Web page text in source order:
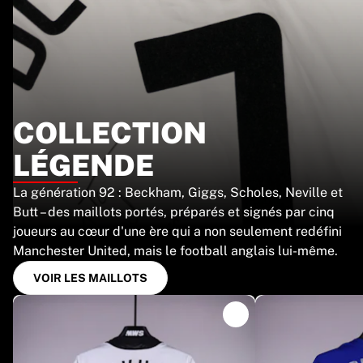
Chicago Bulls
Portland Trail Blazers
LA Clippers
Voir toute la NBA
Meilleures équipes européennes
Fenerbahçe Basket-ball
Slovénie
Virtus Bologna
Guerri Napoli
Autres sports
Cyclisme
Team Visma | Lease a bike
Soudal Quick Step
Netcompany INEOS
EF Education
Voir tout le cyclisme
COLLECTION
LÉGENDE
La génération 92 : Beckham, Giggs, Scholes, Neville et
Butt – des maillots portés, préparés et signés par cinq
joueurs au cœur d'une ère qui a non seulement redéfini
Manchester United, mais le football anglais lui-même.
VOIR LES MAILLOTS